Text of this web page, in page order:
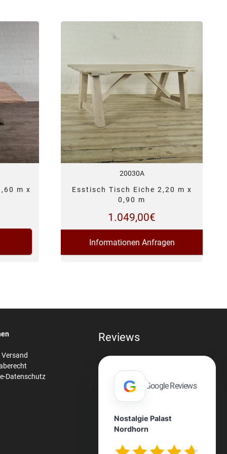
m x
20030A
Esstisch Tisch Eiche 2,20 m x
0,90 m
1.049,00€
Informationen Anfragen
Datenschutz
Reviews
G Google Reviews
Nostalgie Palast
Nordhorn